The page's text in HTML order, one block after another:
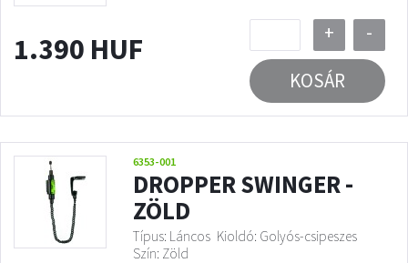
1.390 HUF +
-
KOSÁR
6353-001
DROPPER SWINGER -
ZÖLD
Típus: Láncos Kioldó: Golyós-csipeszes
Szín: Zöld